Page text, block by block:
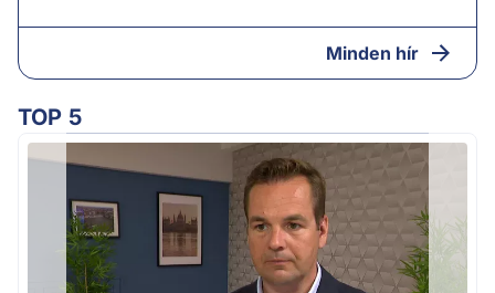
Minden hír
TOP 5